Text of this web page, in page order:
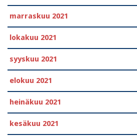
marraskuu 2021
lokakuu 2021
syyskuu 2021
elokuu 2021
heinäkuu 2021
kesäkuu 2021